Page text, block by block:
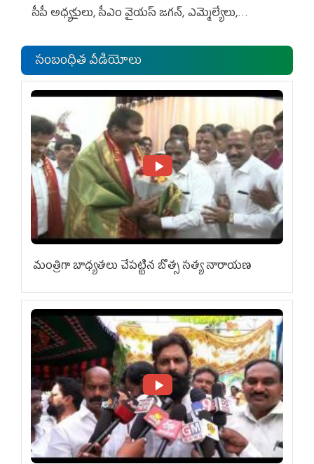
సీపీ అధ్య‌క్షులు, సీఎం వైయ‌స్ జ‌గ‌న్, ఎమ్మెల్యేలు,
సంబంధిత వీడియోలు
మంత్రిగా బాధ్యతలు చేపట్టిన బొత్స సత్య నారాయణ